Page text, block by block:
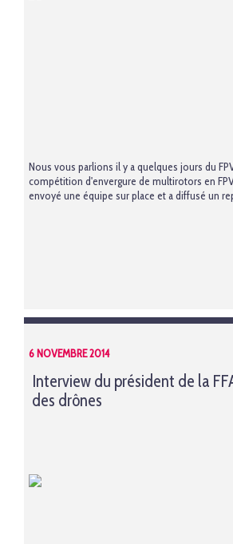
Nous vous parlions il y a quelques jours du
compétition d'envergure de multirotors en FPV
envoyé une équipe sur place et a diffusé un
6 NOVEMBRE 2014
Interview du président de la
des drônes